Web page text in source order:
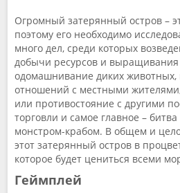
Огромный затерянный остров –
поэтому его необходимо
много дел, среди которых
добычи ресурсов и выращивания
одомашнивание диких животных,
отношений с местными
или противостояние с другими
торговли и самое главное –
монстром-крабом. В общем и
этот затерянный остров в
которое будет цениться всеми
Геймплей